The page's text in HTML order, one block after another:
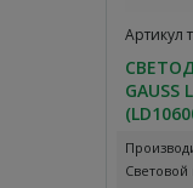
Артикул
GAUSS
Световой